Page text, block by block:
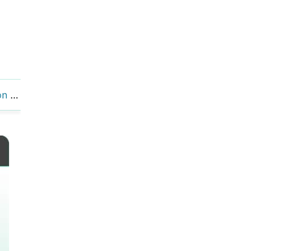
Hvordan kan en bakteriell infeksjon forårsake hørselstap?